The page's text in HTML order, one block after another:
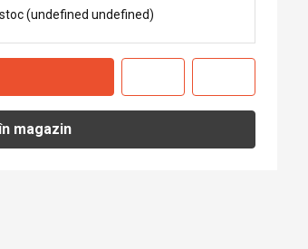
(undefined undefined)
magazin